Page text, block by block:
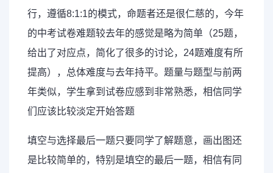
行，遵循8:1:1的模式，命题者还是很仁慈的，今年
的中考试卷难题较去年的感觉是略为简单（25题，
给出了对应点，简化了很多的讨论，24题难度有所
提高），总体难度与去年持平。题量与题型与前两
年类似，学生拿到试卷应感到非常熟悉，相信同学
们应该比较淡定开始答题
填空与选择最后一题只要同学了解题意，画出图还
是比较简单的，特别是填空的最后一题，相信有同